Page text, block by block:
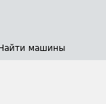
Найти машины